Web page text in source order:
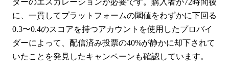
ダーのエスカレーションが必要です。購入者が72時間後
に、一貫してプラットフォームの閾値をわずかに下回る
0.3〜0.4のスコアを持つアカウントを使用したプロバイ
ダーによって、配信済み投票の40%が静かに却下されて
いたことを発見したキャンペーンも確認しています。